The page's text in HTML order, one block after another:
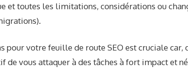
et toutes les limitations, considérations ou
pour votre feuille de route SEO est cruciale car,
de vous attaquer à des tâches à fort impact et